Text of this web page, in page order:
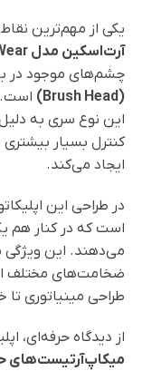
یکی از مهم‌ترین نقاط
آرت‌اسکین مدل Epic Wear
چشم‌های موجود در
(Brush Head)
است.
این نوع سری به
کنترل بسیار
ایجاد می‌کند.
در طراحی این
است که در کنار
می‌دهند. این ویژگی
ضخامت‌های مختلف
طراحی مینیاتوری
از دیدگاه حرفه‌ای،
میکاپ‌آرتیست‌های